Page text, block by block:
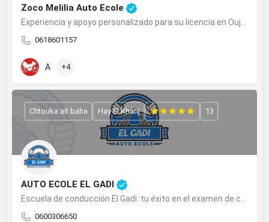
Zoco Melilia Auto Ecole
0618601157
A +4
AUTO ECOLE EL GADI
0600306650
Chtouka ait baha Hay El Kharij 13